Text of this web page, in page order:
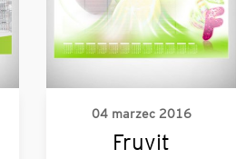
04 marzec 2016
Fruvit